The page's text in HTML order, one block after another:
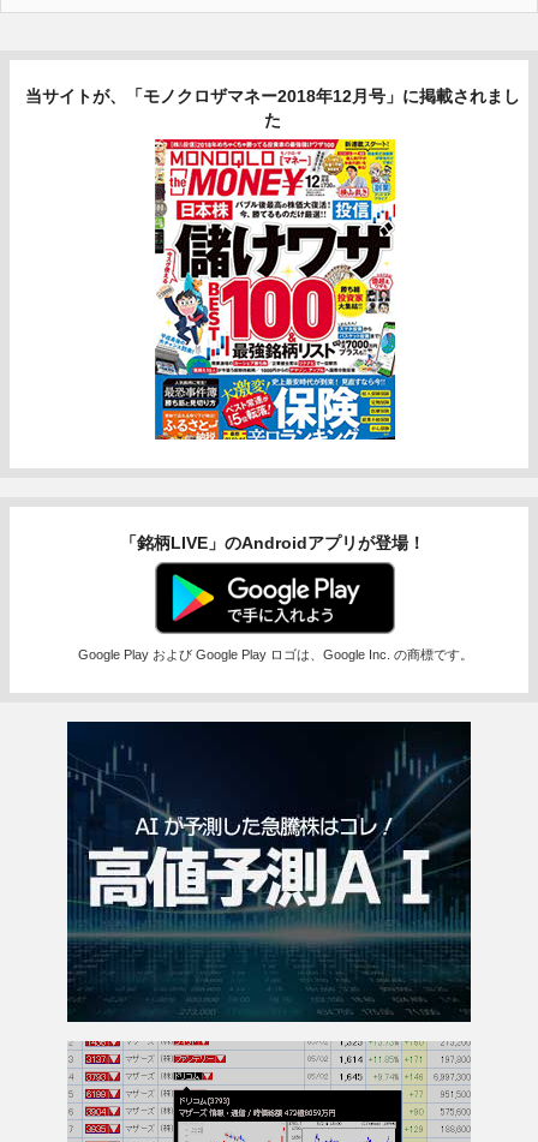
当サイトが、「モノクロザマネー2018年12月号」に掲載されまし
た
「銘柄LIVE」のAndroidアプリが登場！
Google Play および Google Play ロゴは、Google Inc. の商標です。